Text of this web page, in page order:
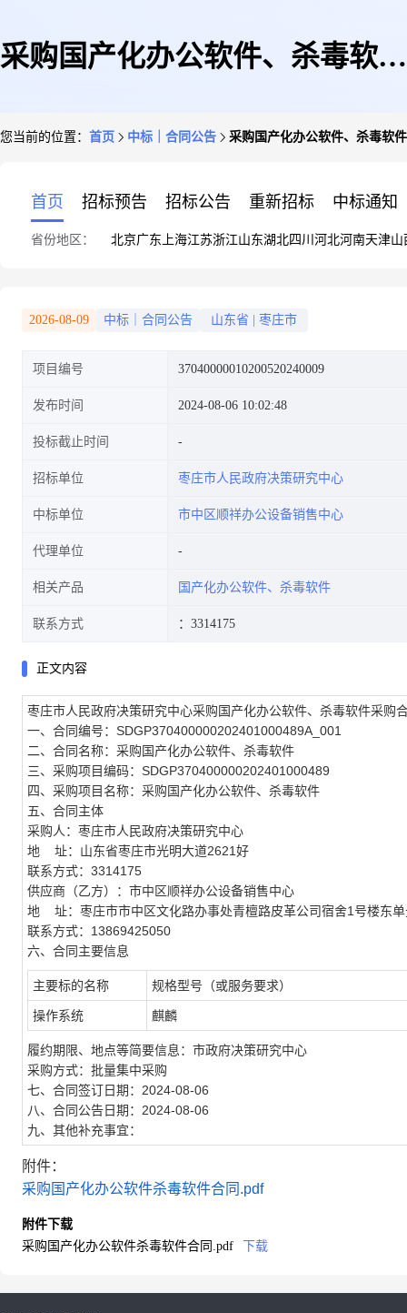
采购国产化办公软件、杀毒软件
您当前的位置： 首页 中标｜合同公告 采购国产化办公软件、杀毒软
首页 招标预告 招标公告 重新招标 中标通知
省份地区： 北京广东 上海江苏浙江山东湖北四川 河北河南天津山
2026-08-09 中标｜合同公告 山东省 枣庄市
项目编号 37040000010200520240009
发布时间 2024-08-06 10:02:48
投标截止时间
招标单位 枣庄市人民政府决策研究中心
中标单位 市中区顺祥办公设备销售中心
代理单位
相关产品 国产化办公软件、杀毒软件
联系方式 ：3314175
正文内容
枣庄市人民政府决策研究中心采购国产化办公软件、杀毒软件采购
一、合同编号：SDGP370400000202401000489A_001
二、合同名称：采购国产化办公软件、杀毒软件
三、采购项目编码：SDGP370400000202401000489
四、采购项目名称：采购国产化办公软件、杀毒软件
五、合同主体
采购人：枣庄市人民政府决策研究中心
地 址：山东省枣庄市光明大道2621好
联系方式：3314175
供应商（乙方）：市中区顺祥办公设备销售中心
地 址：枣庄市市中区文化路办事处青檀路皮革公司宿舍1号楼东
联系方式：13869425050
六、合同主要信息
主要标的名称 规格型号（或服务要求）
操作系统 麒麟
履约期限、地点等简要信息：市政府决策研究中心
采购方式：批量集中采购
七、合同签订日期：2024-08-06
八、合同公告日期：2024-08-06
九、其他补充事宜：
附件：
采购国产化办公软件杀毒软件合同.pdf
附件下载
采购国产化办公软件杀毒软件合同.pdf
下载